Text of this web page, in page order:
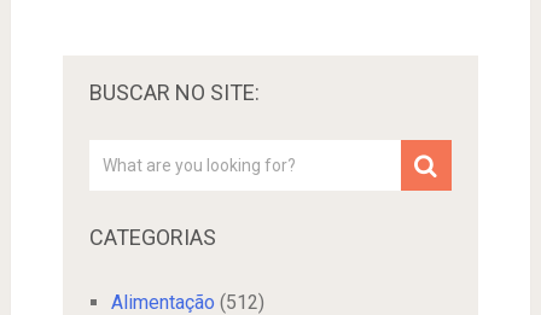
BUSCAR NO SITE:
CATEGORIAS
Alimentação (512)